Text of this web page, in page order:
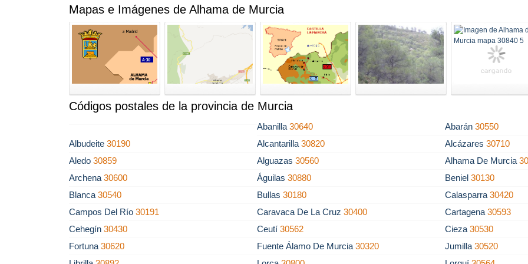
Mapas e Imágenes de Alhama de Murcia
Códigos postales de la provincia de Murcia
Abanilla30640 Abarán30550
Albudeite 30190 Alcantarilla30820 Alcázares30710
Aledo 30859 Alguazas30560 Alhama De Murcia
Archena 30600 Águilas30880 Beniel30130
Blanca 30540 Bullas30180 Calasparra30420
Campos Del Río 30191 Caravaca De La Cruz30400 Cartagena30593
Cehegín 30430 Ceutí30562 Cieza30530
Fortuna 30620 Fuente Álamo De Murcia30320 Jumilla30520